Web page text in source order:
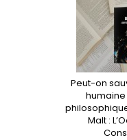
Peut-on
humaine
Malt :